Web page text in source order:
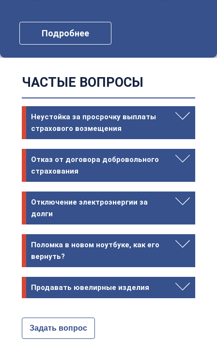
Подробнее
ЧАСТЫЕ ВОПРОСЫ
Неустойка за просрочку выплаты
страхового возмещения
Отказ от договора добровольного
страхования
Отключение электроэнергии за
долги
Поломка в новом ноутбуке, как его
вернуть?
Продавать ювелирные изделия
Задать вопрос